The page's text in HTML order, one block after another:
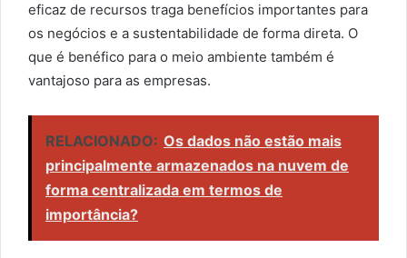
eficaz de recursos traga benefícios importantes para
os negócios e a sustentabilidade de forma direta. O
que é benéfico para o meio ambiente também é
vantajoso para as empresas.
RELACIONADO: Os dados não estão mais
principalmente armazenados na nuvem de
forma centralizada em termos de
importância?